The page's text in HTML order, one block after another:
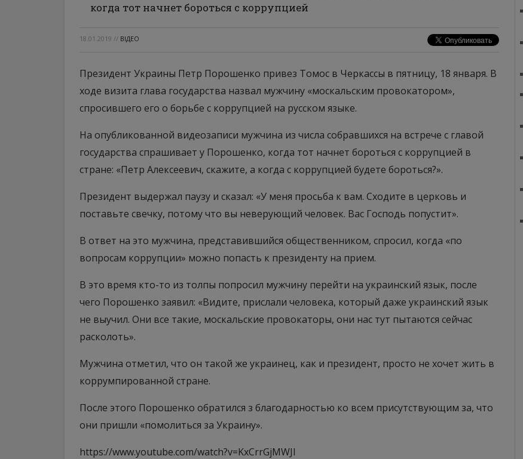
когда тот начнет бороться с коррупцией
18.01.2019 // ВІДЕО
Президент Украины Петр Порошенко привез Томос в Черкассы в пятницу, 18 января. В
ходе визита глава государства назвал мужчину «москальским провокатором»,
спросившего его о борьбе с коррупцией на русском языке.
На опубликованной видеозаписи мужчина из числа собравшихся на встрече с главой
государства спрашивает у Порошенко, когда тот начнет бороться с коррупцией в
стране: «Петр Алексеевич, скажите, а когда с коррупцией будете бороться?».
Президент выдержал паузу и сказал: «У меня просьба к вам. Сходите в церковь и
поставьте свечку, потому что вы неверующий человек. Вас Господь попустит».
В ответ на это мужчина, представившийся общественником, спросил, когда «по
вопросам коррупции» можно попасть к президенту на прием.
В это время кто-то из толпы попросил мужчину перейти на украинский язык, после
чего Порошенко заявил: «Видите, прислали человека, который даже украинский язык
не выучил. Они все такие, москальские провокаторы, они нас тут пытаются сейчас
расколоть».
Мужчина отметил, что он такой же украинец, как и президент, просто не хочет жить в
коррумпированной стране.
После этого Порошенко обратился з благодарностью ко всем присутствующим за, что
они пришли «помолиться за Украину».
https://www.youtube.com/watch?v=KxCrrGjMWJI